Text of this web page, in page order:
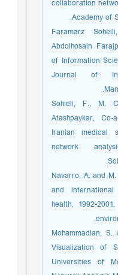
collaboration
Academy of
19. Faramarz
Abdolhosain
of Information
Journal of
20. Sohieli, F.,
Atashpaykar,
Iranian medical
network
21. Navarro, A.
and
health, 1992-
22.
Visualization of
Universities of